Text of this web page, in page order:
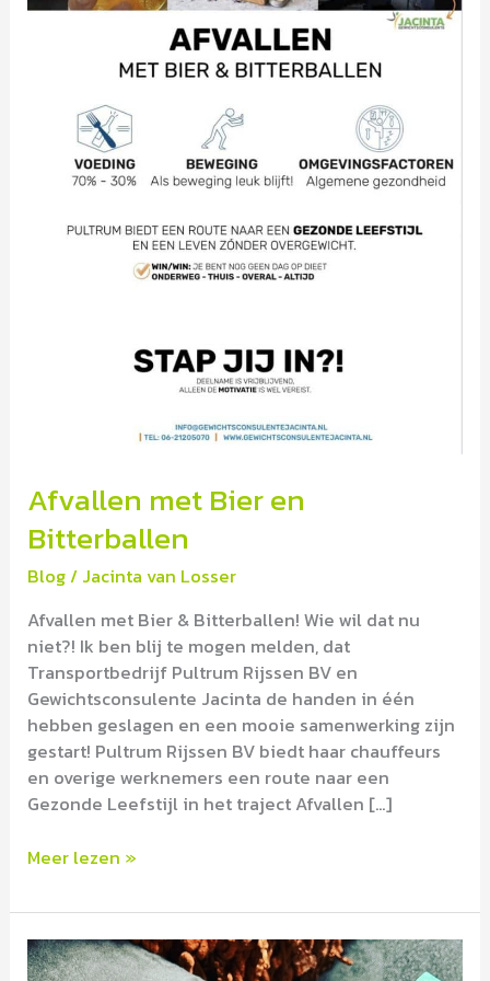
Afvallen met Bier en
Bitterballen
Blog/ Jacinta van Losser
Afvallen met Bier & Bitterballen! Wie wil dat nu
niet?! Ik ben blij te mogen melden, dat
Transportbedrijf Pultrum Rijssen BV en
Gewichtsconsulente Jacinta de handen in één
hebben geslagen en een mooie samenwerking zijn
gestart! Pultrum Rijssen BV biedt haar chauffeurs
en overige werknemers een route naar een
Gezonde Leefstijl in het traject Afvallen […]
Meer lezen »
Waar